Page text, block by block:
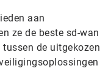
aan
ze de beste sd-wan
de uitgekozen